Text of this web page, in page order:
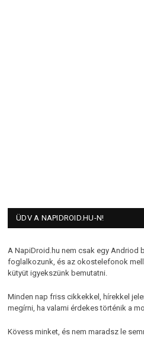
ÜDV A NAPIDROID.HU-N!
A NapiDroid.hu nem csak egy Andriod
foglalkozunk, és az okostelefonok
kütyüt igyekszünk bemutatni.
Minden nap friss cikkekkel, hírekkel
megírni, ha valami érdekes történik a
Kövess minket, és nem maradsz le